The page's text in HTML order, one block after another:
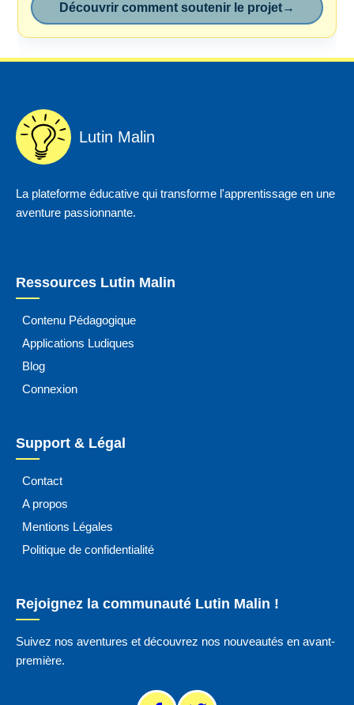
Découvrir comment soutenir le projet→
Lutin Malin
La plateforme éducative qui transforme l'apprentissage en une
aventure passionnante.
Ressources Lutin Malin
Contenu Pédagogique
Applications Ludiques
Blog
Connexion
Support & Légal
Contact
A propos
Mentions Légales
Politique de confidentialité
Rejoignez la communauté Lutin Malin !
Suivez nos aventures et découvrez nos nouveautés en avant-
première.